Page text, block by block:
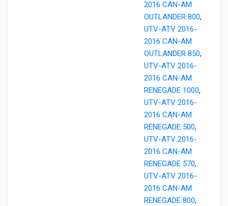
2016 CAN-AM
OUTLANDER 800,
UTV-ATV 2016-
2016 CAN-AM
OUTLANDER 850,
UTV-ATV 2016-
2016 CAN-AM
RENEGADE 1000,
UTV-ATV 2016-
2016 CAN-AM
RENEGADE 500,
UTV-ATV 2016-
2016 CAN-AM
RENEGADE 570,
UTV-ATV 2016-
2016 CAN-AM
RENEGADE 800,